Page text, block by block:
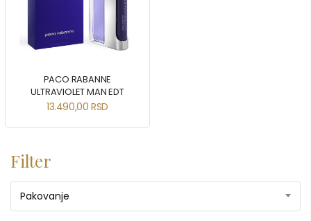
PACO RABANNE
ULTRAVIOLET MAN EDT
13.490,00RSD
Filter
Pakovanje